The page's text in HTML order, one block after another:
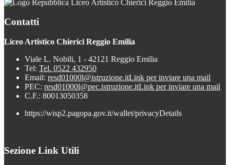
Liceo Artistico Chierici Reggio Emilia
Contatti
Liceo Artistico Chierici Reggio Emilia
Viale L. Nobili, 1 - 42121 Reggio Emilia
Tel: Tel. 0522 432950
Email: resd01000l@istruzione.itLink per inviare una mail
PEC: resd01000l@pec.istruzione.itLink per inviare una mail
C.F.: 80013050358
https://wisp2.pagopa.gov.it/wallet/privacyDetails
Sezione Link Utili